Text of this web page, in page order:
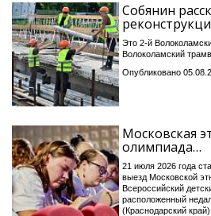
Собянин
Это 2-й
Волоколамский
Опубликовано
Московская
олимпиада…
21 июля 2026 года
выезд Московской
Всероссийский
расположенный
(Краснодарский край)